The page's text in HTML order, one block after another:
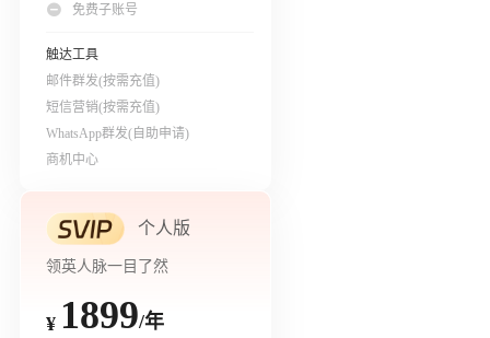
免费子账号
触达工具
邮件群发(按需充值)
短信营销(按需充值)
WhatsApp群发(自助申请)
商机中心
个人版
领英人脉一目了然
¥ 1899/年